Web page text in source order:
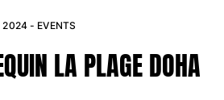
e Orologi
2024 - EVENTS
LA PLAGE DOHA